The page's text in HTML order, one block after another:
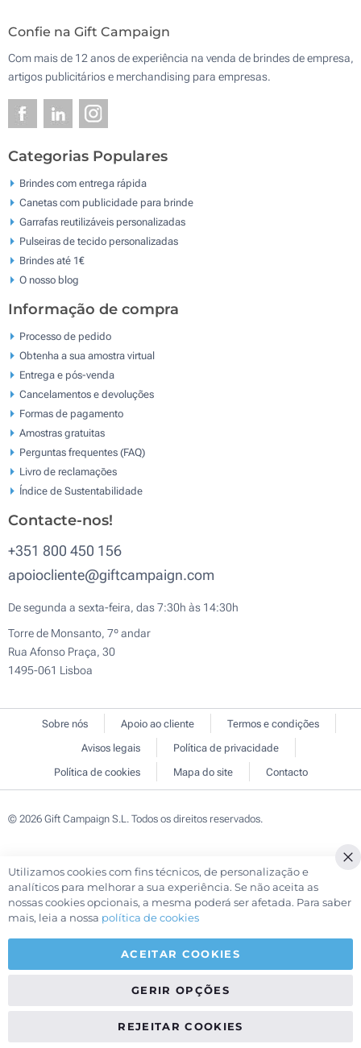
Confie na Gift Campaign
Com mais de 12 anos de experiência na venda de brindes de empresa,
artigos publicitários e merchandising para empresas.
Categorias Populares
Brindes com entrega rápida
Canetas com publicidade para brinde
Garrafas reutilizáveis personalizadas
Pulseiras de tecido personalizadas
Brindes até 1€
O nosso blog
Informação de compra
Processo de pedido
Obtenha a sua amostra virtual
Entrega e pós-venda
Cancelamentos e devoluções
Formas de pagamento
Amostras gratuitas
Perguntas frequentes (FAQ)
Livro de reclamaçōes
Índice de Sustentabilidade
Contacte-nos!
+351 800 450 156
apoiocliente@giftcampaign.com
De segunda a sexta-feira, das 7:30h às 14:30h
Torre de Monsanto, 7º andar
Rua Afonso Praça, 30
1495-061 Lisboa
Sobre nós Apoio ao cliente
Termos e condições
Avisos legais
Política de privacidade
Política de cookies
Mapa do site Contacto
© 2026 Gift Campaign S.L. Todos os direitos reservados.
Utilizamos cookies com fins técnicos, de personalização e
analíticos para melhorar a sua experiência. Se não aceita as
nossas cookies opcionais, a mesma poderá ser afetada. Para saber
mais, leia a nossa política de cookies
ACEITAR COOKIES
GERIR OPÇÕES
REJEITAR COOKIES